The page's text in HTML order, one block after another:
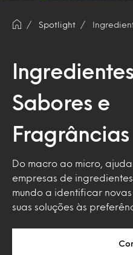
Spotlight
Ingredientes,
Sabores e
Fragrâncias
Do macro ao micro,
empresas de
mundo a identificar
suas soluções às